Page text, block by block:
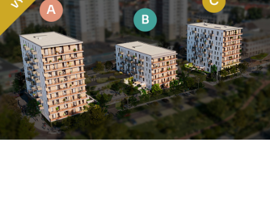
FAQ sekce
Novinky
Postup koupě a financování
LOKALITA
CENÍK
Byty